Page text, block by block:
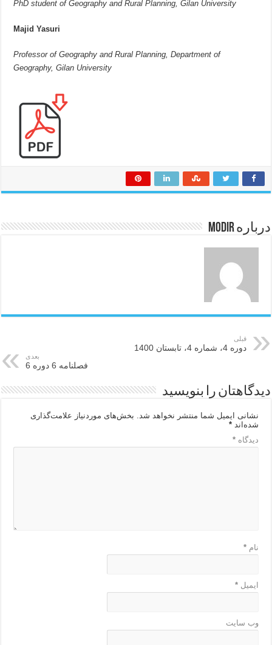
PhD student of Geography and Rural Planning, Gilan University
Majid Yasuri
Professor of Geography and Rural Planning, Department of
Geography, Gilan University
درباره modir
قبلی
دوره 4، شماره 4، تابستان 1400
بعدی
فصلنامه 6 دوره 6
دیدگاهتان را بنویسید
نشانی ایمیل شما منتشر نخواهد شد.
بخش‌های موردنیاز علامت‌گذاری
شده‌اند*
دیدگاه*
نام*
ایمیل*
وب‌ سایت